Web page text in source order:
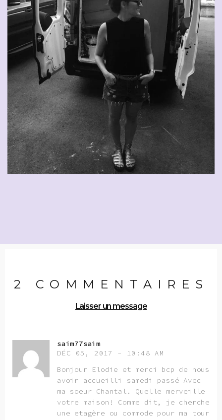
2 COMMENTAIRES
Laisser un message
saim77saim
DÉC 05, 2017 - 10:48 AM
Bonjour Elodie et merci bcp de nous
avoir accueilli samedi passé Avec
ma soeur Chantal. Quelle merveille
votre maison! Comme dit, je cherche
une etagère ou commode pour ma tour